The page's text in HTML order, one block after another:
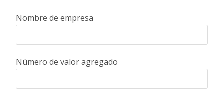
Nombre de empresa
Número de valor agregado